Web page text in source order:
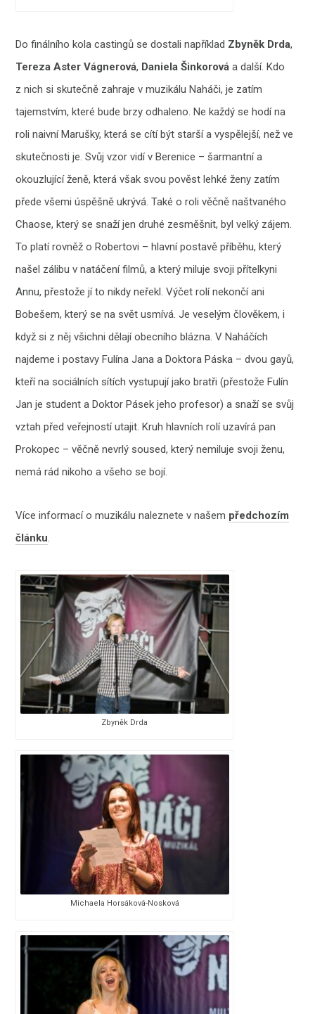
Do finálního kola castingů se dostali například Zbyněk Drda,
Tereza Aster Vágnerová, Daniela Šinkorová a další. Kdo
z nich si skutečně zahraje v muzikálu Naháči, je zatím
tajemstvím, které bude brzy odhaleno. Ne každý se hodí na
roli naivní Marušky, která se cítí být starší a vyspělejší, než ve
skutečnosti je. Svůj vzor vidí v Berenice – šarmantní a
okouzlující ženě, která však svou pověst lehké ženy zatím
přede všemi úspěšně ukrývá. Také o roli věčně naštvaného
Chaose, který se snaží jen druhé zesměšnit, byl velký zájem.
To platí rovněž o Robertovi – hlavní postavě příběhu, který
našel zálibu v natáčení filmů, a který miluje svoji přítelkyni
Annu, přestože jí to nikdy neřekl. Výčet rolí nekončí ani
Bobešem, který se na svět usmívá. Je veselým člověkem, i
když si z něj všichni dělají obecního blázna. V Naháčích
najdeme i postavy Fulína Jana a Doktora Páska – dvou gayů,
kteří na sociálních sítích vystupují jako bratři (přestože Fulín
Jan je student a Doktor Pásek jeho profesor) a snaží se svůj
vztah před veřejností utajit. Kruh hlavních rolí uzavírá pan
Prokopec – věčně nevrlý soused, který nemiluje svoji ženu,
nemá rád nikoho a všeho se bojí.
Více informací o muzikálu naleznete v našem předchozím
článku.
Zbyněk Drda
Michaela Horsáková-Nosková